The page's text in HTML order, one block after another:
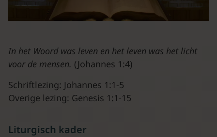
In het Woord was leven en het leven was het licht
voor de mensen. (Johannes 1:4)
Schriftlezing: Johannes 1:1-5
Overige lezing: Genesis 1:1-15
Liturgisch kader